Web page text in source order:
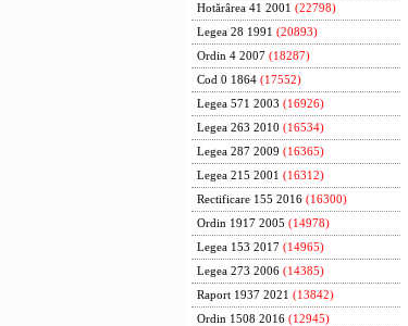
Hotărârea 41 2001 (22798)
Legea 28 1991 (20893)
Ordin 4 2007 (18287)
Cod 0 1864 (17552)
Legea 571 2003 (16926)
Legea 263 2010 (16534)
Legea 287 2009 (16365)
Legea 215 2001 (16312)
Rectificare 155 2016 (16300)
Ordin 1917 2005 (14978)
Legea 153 2017 (14965)
Legea 273 2006 (14385)
Raport 1937 2021 (13842)
Ordin 1508 2016 (12945)